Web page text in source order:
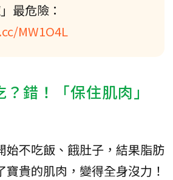
最危險：
MW1O4L
錯！「保住肌肉」
始不吃飯、餓肚子，結果脂肪
貴的肌肉，變得全身沒力！